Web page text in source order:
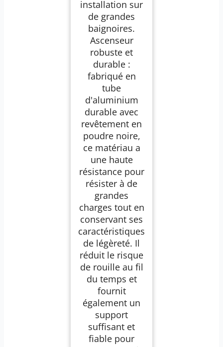
installation sur
de grandes
baignoires.
Ascenseur
robuste et
durable :
fabriqué en
tube
d'aluminium
durable avec
revêtement en
poudre noire,
ce matériau a
une haute
résistance pour
résister à de
grandes
charges tout en
conservant ses
caractéristiques
de légèreté. Il
réduit le risque
de rouille au fil
du temps et
fournit
également un
support
suffisant et
fiable pour